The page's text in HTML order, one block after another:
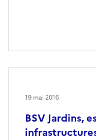
BSV Jardins,
19 mai 2016